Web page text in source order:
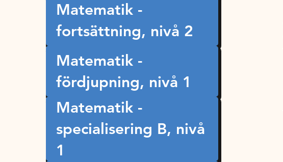
Matematik -
fortsättning, nivå 2
Matematik -
fördjupning, nivå 1
Matematik -
specialisering B, nivå
1